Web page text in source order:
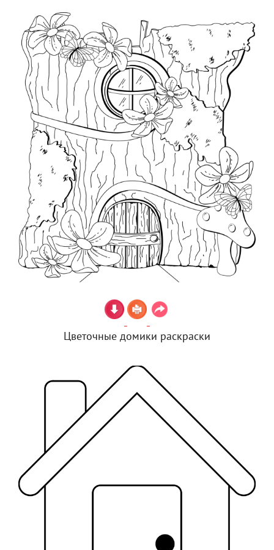
Цветочные домики раскраски